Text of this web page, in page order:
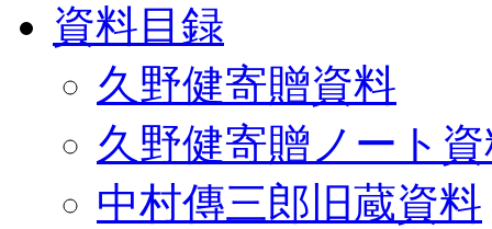
資料目録
久野健寄贈資料
久野健寄贈ノート
中村傳三郎旧蔵資料